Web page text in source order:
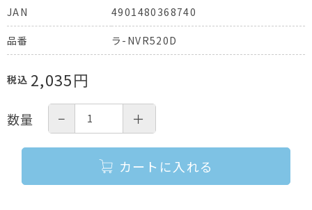
JAN
4901480368740
品番 ラ-NVR520D
税込 2,035円
数量 − ＋
カートに入れる